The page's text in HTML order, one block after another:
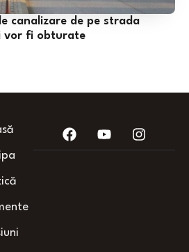
canalizare de pe strada
vor fi obturate